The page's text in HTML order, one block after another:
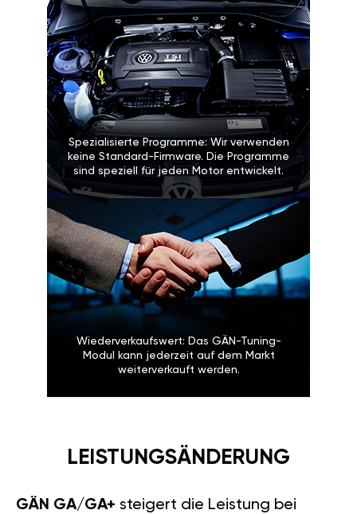
Spezialisierte Programme: Wir verwenden
keine Standard-Firmware. Die Programme
sind speziell für jeden Motor entwickelt.
Wiederverkaufswert: Das GÄN-Tuning-
Modul kann jederzeit auf dem Markt
weiterverkauft werden.
LEISTUNGSÄNDERUNG
GÄN GA/GA+ steigert die Leistung bei